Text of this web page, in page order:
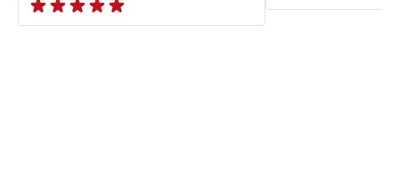
ratings.NaN